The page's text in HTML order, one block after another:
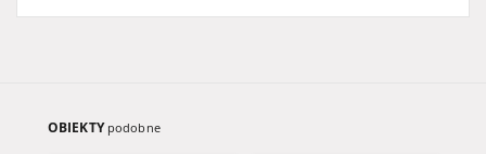
OBIEKTY podobne